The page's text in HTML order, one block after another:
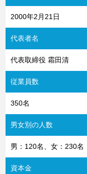
2000年2月21日
代表者名
代表取締役 霜田清
従業員数
350名
男女別の人数
男：120名、女：230名
資本金